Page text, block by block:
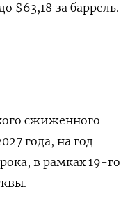
$63,18 за баррель.
сжиженного
года, на год
в рамках 19-го